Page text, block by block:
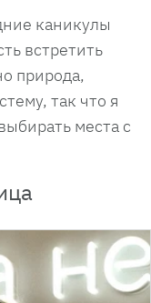
каникулы
встретить
природа,
так что я
места с